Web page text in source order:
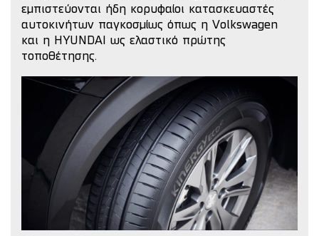
εμπιστεύονται ήδη κορυφαίοι κατασκευαστές
αυτοκινήτων παγκοσμίως όπως η Volkswagen
και η HYUNDAI ως ελαστικό πρώτης
τοποθέτησης.